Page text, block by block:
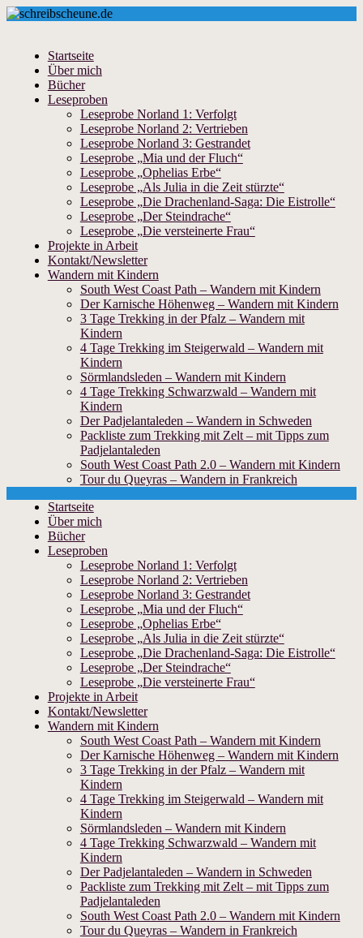
Startseite
Über mich
Bücher
Leseproben
Leseprobe Norland 1: Verfolgt
Leseprobe Norland 2: Vertrieben
Leseprobe Norland 3: Gestrandet
Leseprobe „Mia und der Fluch“
Leseprobe „Ophelias Erbe“
Leseprobe „Als Julia in die Zeit stürzte“
Leseprobe „Die Drachenland-Saga: Die Eistrolle“
Leseprobe „Der Steindrache“
Leseprobe „Die versteinerte Frau“
Projekte in Arbeit
Kontakt/Newsletter
Wandern mit Kindern
South West Coast Path – Wandern mit Kindern
Der Karnische Höhenweg – Wandern mit Kindern
3 Tage Trekking in der Pfalz – Wandern mit
Kindern
4 Tage Trekking im Steigerwald – Wandern mit
Kindern
Sörmlandsleden – Wandern mit Kindern
4 Tage Trekking Schwarzwald – Wandern mit
Kindern
Der Padjelantaleden – Wandern in Schweden
Packliste zum Trekking mit Zelt – mit Tipps zum
Padjelantaleden
South West Coast Path 2.0 – Wandern mit Kindern
Tour du Queyras – Wandern in Frankreich
Skip
content
Startseite
Über mich
Bücher
Leseproben
Leseprobe Norland 1: Verfolgt
Leseprobe Norland 2: Vertrieben
Leseprobe Norland 3: Gestrandet
Leseprobe „Mia und der Fluch“
Leseprobe „Ophelias Erbe“
Leseprobe „Als Julia in die Zeit stürzte“
Leseprobe „Die Drachenland-Saga: Die Eistrolle“
Leseprobe „Der Steindrache“
Leseprobe „Die versteinerte Frau“
Projekte in Arbeit
Kontakt/Newsletter
Wandern mit Kindern
South West Coast Path – Wandern mit Kindern
Der Karnische Höhenweg – Wandern mit Kindern
3 Tage Trekking in der Pfalz – Wandern mit
Kindern
4 Tage Trekking im Steigerwald – Wandern mit
Kindern
Sörmlandsleden – Wandern mit Kindern
4 Tage Trekking Schwarzwald – Wandern mit
Kindern
Der Padjelantaleden – Wandern in Schweden
Packliste zum Trekking mit Zelt – mit Tipps zum
Padjelantaleden
South West Coast Path 2.0 – Wandern mit Kindern
Tour du Queyras – Wandern in Frankreich